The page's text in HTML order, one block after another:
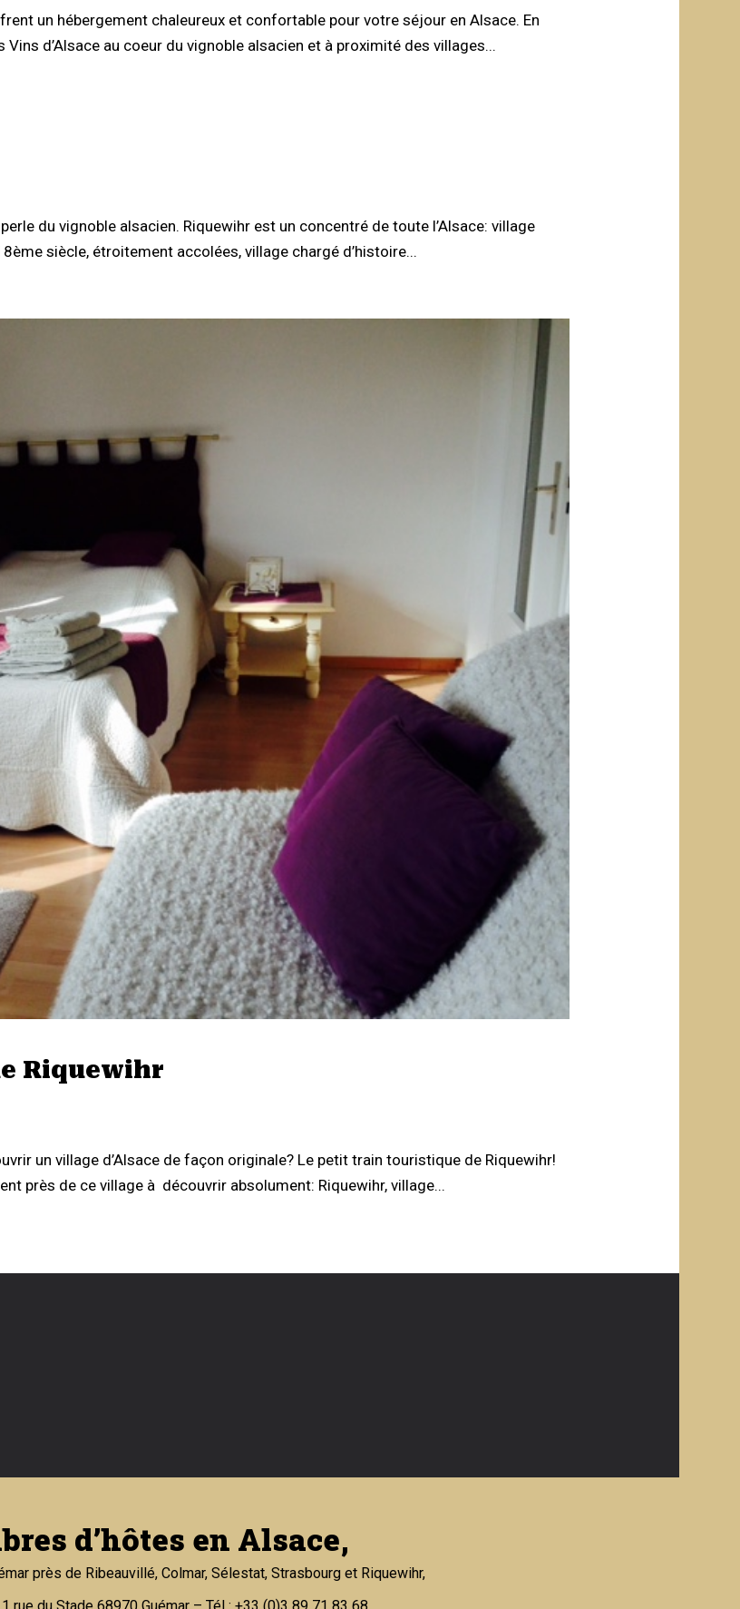
un hébergement chaleureux et confortable pour votre séjour en Alsace. En
d’Alsace au coeur du vignoble alsacien et à proximité des villages...
du vignoble alsacien. Riquewihr est un concentré de toute l’Alsace: village
siècle, étroitement accolées, village chargé d’histoire...
Riquewihr
un village d’Alsace de façon originale? Le petit train touristique de Riquewihr!
près de ce village à découvrir absolument: Riquewihr, village...
d’hôtes en Alsace,
près de Ribeauvillé, Colmar, Sélestat, Strasbourg et Riquewihr,